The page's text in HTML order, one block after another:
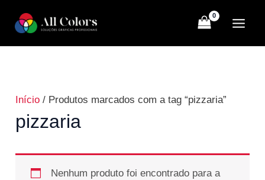
para
Início / Produtos marcados com a tag “pizzaria”
pizzaria
Nenhum produto foi encontrado para a